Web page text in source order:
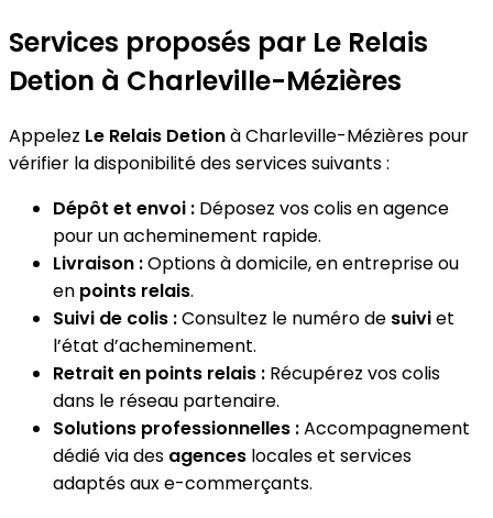
Services proposés par Le Relais
Detion à Charleville-Mézières
Appelez Le Relais Detionà Charleville-Mézières pour
vérifier la disponibilité des services suivants :
Dépôt et envoi : Déposez vos colis en agence
pour un acheminement rapide.
Livraison :Options à domicile, en entreprise ou
en points relais.
Suivi de colis :Consultez le numéro de suiviet
l’état d’acheminement.
Retrait en points relais : Récupérez vos colis
dans le réseau partenaire.
Solutions professionnelles :Accompagnement
dédié via des agences locales et services
adaptés aux e-commerçants.